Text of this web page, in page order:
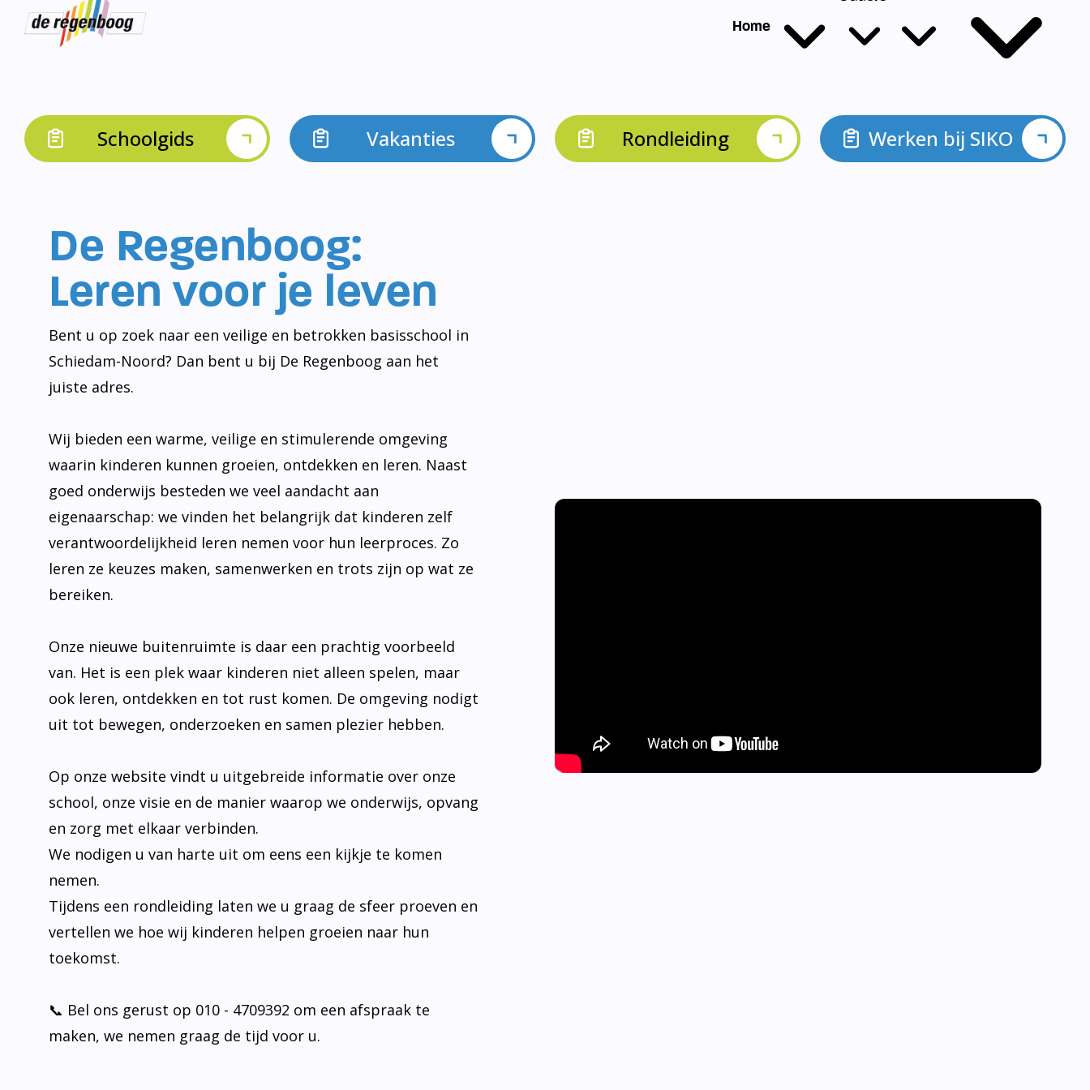
Schoolgids Vakanties Rondleiding Werken bij SIKO
De Regenboog:
Leren voor je leven
Bent u op zoek naar een veilige en betrokken basisschool in
Schiedam-Noord? Dan bent u bij De Regenboog aan het
juiste adres.
Wij bieden een warme, veilige en stimulerende omgeving
waarin kinderen kunnen groeien, ontdekken en leren. Naast
goed onderwijs besteden we veel aandacht aan
eigenaarschap: we vinden het belangrijk dat kinderen zelf
verantwoordelijkheid leren nemen voor hun leerproces. Zo
leren ze keuzes maken, samenwerken en trots zijn op wat ze
bereiken.
Onze nieuwe buitenruimte is daar een prachtig voorbeeld
van. Het is een plek waar kinderen niet alleen spelen, maar
ook leren, ontdekken en tot rust komen. De omgeving nodigt
uit tot bewegen, onderzoeken en samen plezier hebben.
Op onze website vindt u uitgebreide informatie over onze
school, onze visie en de manier waarop we onderwijs, opvang
en zorg met elkaar verbinden.
We nodigen u van harte uit om eens een kijkje te komen
nemen.
Tijdens een rondleiding laten we u graag de sfeer proeven en
vertellen we hoe wij kinderen helpen groeien naar hun
toekomst.
📞 Bel ons gerust op 010 - 4709392 om een afspraak te
maken, we nemen graag de tijd voor u.